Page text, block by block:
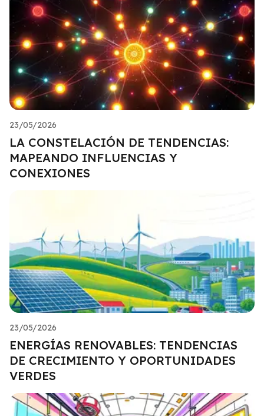
23/05/2026
LA CONSTELACIÓN DE TENDENCIAS:
MAPEANDO INFLUENCIAS Y
CONEXIONES
23/05/2026
ENERGÍAS RENOVABLES: TENDENCIAS
DE CRECIMIENTO Y OPORTUNIDADES
VERDES